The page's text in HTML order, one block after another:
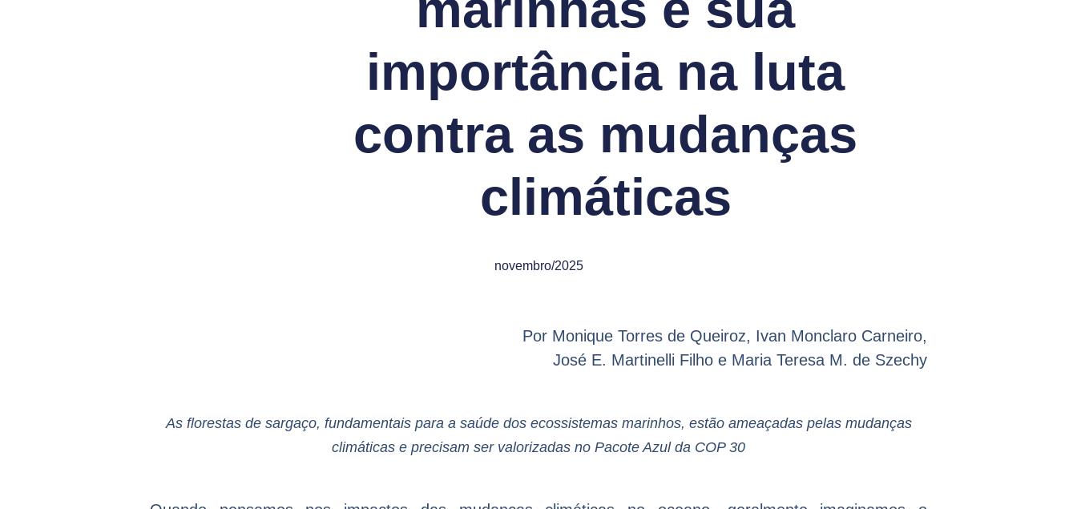
importância na luta
contra as mudanças
climáticas
novembro/2025
Por Monique Torres de Queiroz, Ivan Monclaro Carneiro,
José E. Martinelli Filho e Maria Teresa M. de Szechy
As florestas de sargaço, fundamentais para a saúde dos ecossistemas marinhos, estão ameaçadas pelas mudanças
climáticas e precisam ser valorizadas no Pacote Azul da COP 30